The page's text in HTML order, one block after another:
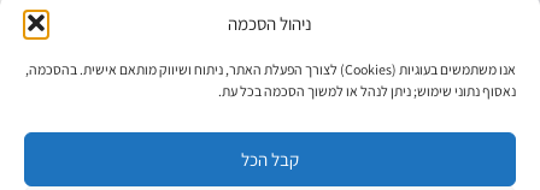
ניהול הסכמה
אנו משתמשים בעוגיות (Cookies) לצורך הפעלת האתר, ניתוח ושיווק מותאם אישית. בהסכמה,
נאסוף נתוני שימוש; ניתן לנהל או למשוך הסכמה בכל עת.
קבל הכל
אבן גבירול 14, רחביה, ירושלים